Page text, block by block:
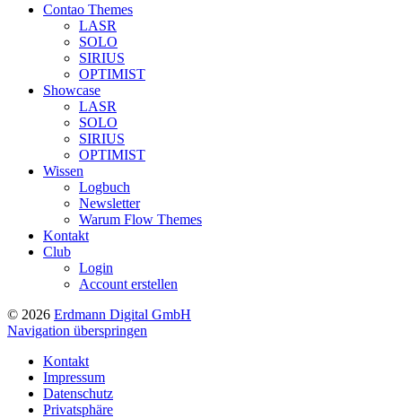
Contao Themes
LASR
SOLO
SIRIUS
OPTIMIST
Showcase
LASR
SOLO
SIRIUS
OPTIMIST
Wissen
Logbuch
Newsletter
Warum Flow Themes
Kontakt
Club
Login
Account erstellen
© 2026 Erdmann Digital GmbH
Navigation überspringen
Kontakt
Impressum
Datenschutz
Privatsphäre